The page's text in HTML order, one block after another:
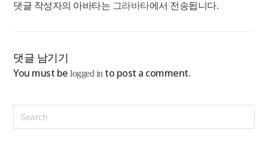
댓글 작성자의 아바타는 그라바타에서 전송됩니다.
댓글 남기기
You must belogged into post a comment.